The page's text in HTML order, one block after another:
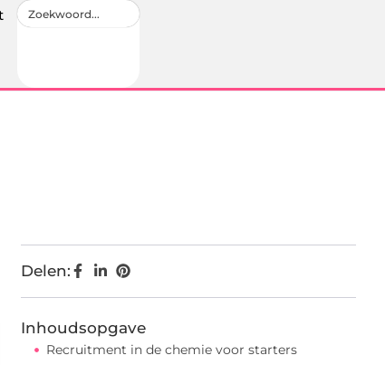
Delen:
Inhoudsopgave
Recruitment in de chemie voor starters